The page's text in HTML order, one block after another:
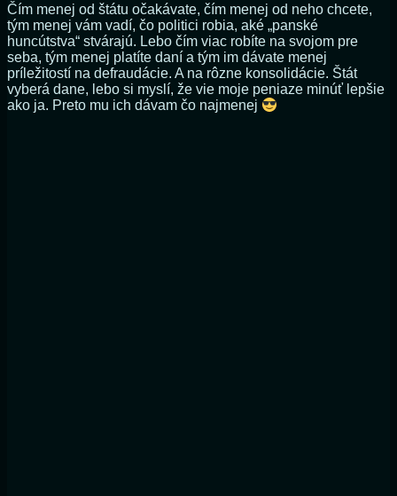
Čím menej od štátu očakávate, čím menej od neho chcete,
tým menej vám vadí, čo politici robia, aké „panské
huncútstva“ stvárajú. Lebo čím viac robíte na svojom pre
seba, tým menej platíte daní a tým im dávate menej
príležitostí na defraudácie. A na rôzne konsolidácie. Štát
vyberá dane, lebo si myslí, že vie moje peniaze minúť lepšie
ako ja. Preto mu ich dávam čo najmenej